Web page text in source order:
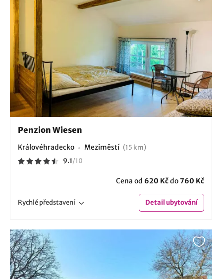
Penzion Wiesen
Královéhradecko Meziměstí (15 km)
9.1/10
Cena od 620 Kčdo760 Kč
Rychlépředstavení Detailubytování